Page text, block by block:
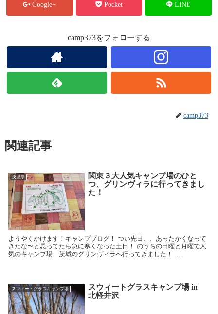
Google+ Pocket LINE
camp373をフォローする
camp373
関連記事
茨城県
関東３大人気キャンプ場のひと
つ、グリンヴィラに行ってきまし
た！
ようやくかけます！キャンプブログ！ つい先日、、あったかくなって
きたな〜と思ってたら急に寒くなった土日！ のうちの日曜と月曜で人
気のキャンプ場、茨城のグリンヴィラへ行ってきました！ ...
スウィートグラスキャンプ場
スウィートグラスキャンプ場 in
北軽井沢